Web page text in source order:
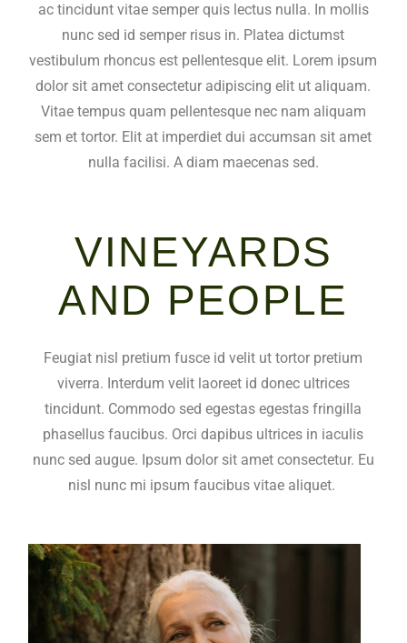
ac tincidunt vitae semper quis lectus nulla. In mollis
nunc sed id semper risus in. Platea dictumst
vestibulum rhoncus est pellentesque elit. Lorem ipsum
dolor sit amet consectetur adipiscing elit ut aliquam.
Vitae tempus quam pellentesque nec nam aliquam
sem et tortor. Elit at imperdiet dui accumsan sit amet
nulla facilisi. A diam maecenas sed.
VINEYARDS
AND PEOPLE
Feugiat nisl pretium fusce id velit ut tortor pretium
viverra. Interdum velit laoreet id donec ultrices
tincidunt. Commodo sed egestas egestas fringilla
phasellus faucibus. Orci dapibus ultrices in iaculis
nunc sed augue. Ipsum dolor sit amet consectetur. Eu
nisl nunc mi ipsum faucibus vitae aliquet.